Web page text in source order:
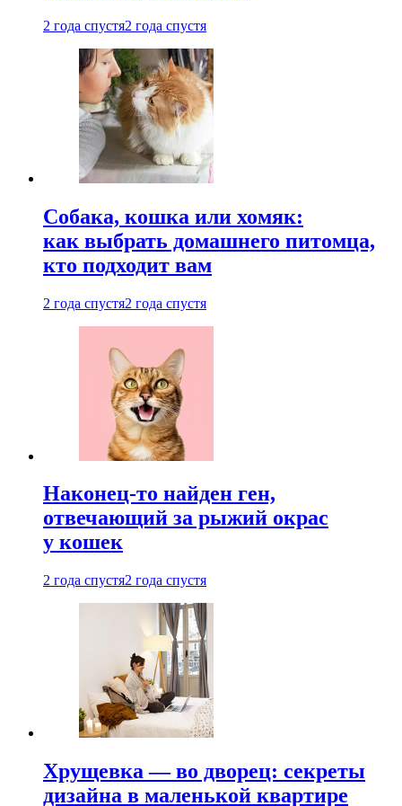
2 года спустя2 года спустя
Собака, кошка или хомяк:
как выбрать домашнего питомца,
кто подходит вам
2 года спустя2 года спустя
Наконец-то найден ген,
отвечающий за рыжий окрас
у кошек
2 года спустя2 года спустя
Хрущевка — во дворец: секреты
дизайна в маленькой квартире